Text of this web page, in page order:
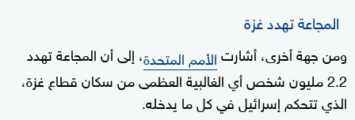
المجاعة تهدد غزة
ومن جهة أخرى، أشارتالأمم المتحدة، إلى أن المجاعة تهدد
2.2 مليون شخص أي الغالبية العظمى من سكان قطاع غزة،
الذي تتحكم إسرائيل في كل ما يدخله.